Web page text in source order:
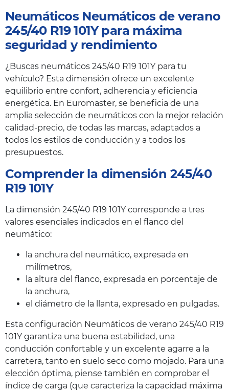
Neumáticos Neumáticos de verano
245/40 R19 101Y para máxima
seguridad y rendimiento
¿Buscas neumáticos 245/40 R19 101Y para tu
vehículo? Esta dimensión ofrece un excelente
equilibrio entre confort, adherencia y eficiencia
energética. En Euromaster, se beneficia de una
amplia selección de neumáticos con la mejor relación
calidad-precio, de todas las marcas, adaptados a
todos los estilos de conducción y a todos los
presupuestos.
Comprender la dimensión 245/40
R19 101Y
La dimensión 245/40 R19 101Y corresponde a tres
valores esenciales indicados en el flanco del
neumático:
la anchura del neumático, expresada en
milímetros,
la altura del flanco, expresada en porcentaje de
la anchura,
el diámetro de la llanta, expresado en pulgadas.
Esta configuración Neumáticos de verano 245/40 R19
101Y garantiza una buena estabilidad, una
conducción confortable y un excelente agarre a la
carretera, tanto en suelo seco como mojado. Para una
elección óptima, piense también en comprobar el
índice de carga (que caracteriza la capacidad máxima